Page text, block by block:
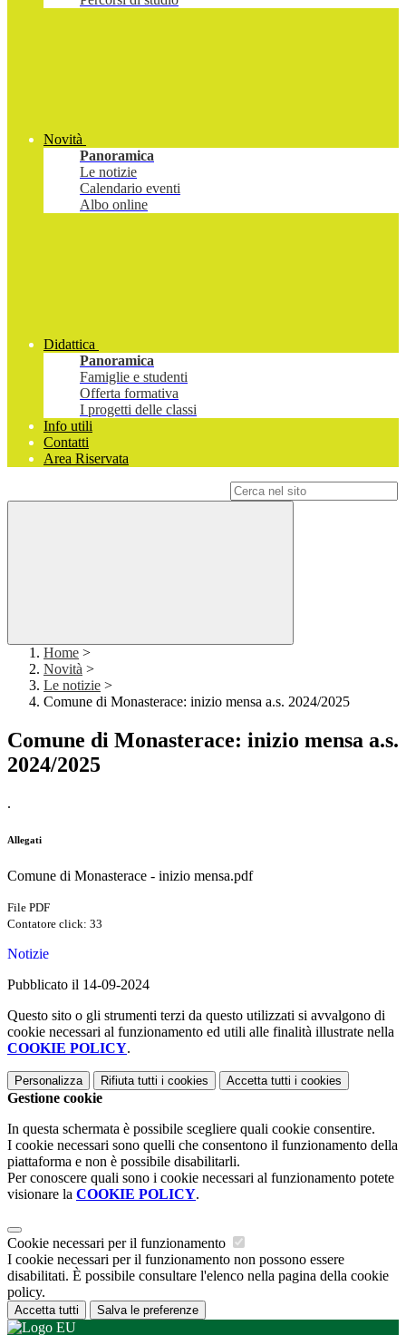
Novità
Panoramica
Le notizie
Calendario eventi
Albo online
Didattica
Panoramica
Famiglie e studenti
Offerta formativa
I progetti delle classi
Info utili
Contatti
Area Riservata
Home >
Novità >
Le notizie >
Comune di Monasterace: inizio mensa a.s. 2024/2025
Comune di Monasterace: inizio mensa a.s.
2024/2025
.
Allegati
Comune di Monasterace - inizio mensa.pdf
File PDF
Contatore click: 33
Notizie
Pubblicato il 14-09-2024
Questo sito o gli strumenti terzi da questo utilizzati si avvalgono di
cookie necessari al funzionamento ed utili alle finalità illustrate nella
COOKIE POLICY.
Personalizza Rifiuta tutti i cookies Accetta tutti i cookies
Gestione cookie
In questa schermata è possibile scegliere quali cookie consentire.
I cookie necessari sono quelli che consentono il funzionamento della
piattaforma e non è possibile disabilitarli.
Per conoscere quali sono i cookie necessari al funzionamento potete
visionare la COOKIE POLICY.
Cookie necessari per il funzionamento
I cookie necessari per il funzionamento non possono essere
disabilitati. È possibile consultare l'elenco nella pagina della cookie
policy.
Accetta tutti Salva le preferenze